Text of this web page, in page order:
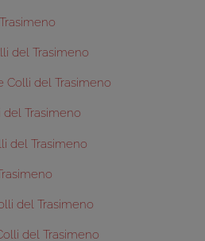
del Trasimeno
Colli del Trasimeno
del Trasimeno
del Trasimeno
del Trasimeno
del Trasimeno